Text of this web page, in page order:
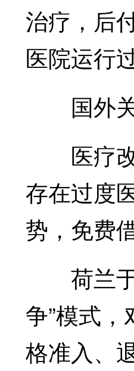
治疗，后
医院运行
国外
医疗改
存在过度
势，免费
荷兰于
争”模式
格准入、